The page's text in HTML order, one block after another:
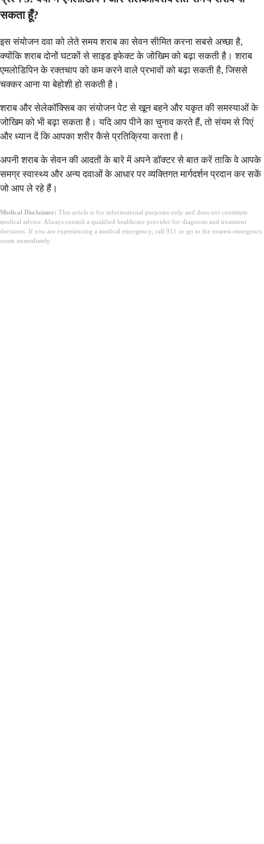
सकता हूँ?
इस संयोजन दवा को लेते समय शराब का सेवन सीमित करना सबसे अच्छा है,
क्योंकि शराब दोनों घटकों से साइड इफेक्ट के जोखिम को बढ़ा सकती है। शराब
एमलोडिपिन के रक्तचाप को कम करने वाले प्रभावों को बढ़ा सकती है, जिससे
चक्कर आना या बेहोशी हो सकती है।
शराब और सेलेकॉक्सिब का संयोजन पेट से खून बहने और यकृत की समस्याओं के
जोखिम को भी बढ़ा सकता है। यदि आप पीने का चुनाव करते हैं, तो संयम से पिएं
और ध्यान दें कि आपका शरीर कैसे प्रतिक्रिया करता है।
अपनी शराब के सेवन की आदतों के बारे में अपने डॉक्टर से बात करें ताकि वे आपके
समग्र स्वास्थ्य और अन्य दवाओं के आधार पर व्यक्तिगत मार्गदर्शन प्रदान कर सकें
जो आप ले रहे हैं।
Medical Disclaimer: This article is for informational purposes only and does not constitute
medical advice. Always consult a qualified healthcare provider for diagnosis and treatment
decisions. If you are experiencing a medical emergency, call 911 or go to the nearest emergency
room immediately.